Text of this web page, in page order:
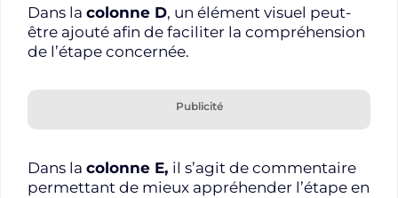
Dans la colonne D, un élément visuel peut-
être ajouté afin de faciliter la compréhension
de l’étape concernée.
Publicité
Dans la colonne E, il s’agit de commentaire
permettant de mieux appréhender l’étape en